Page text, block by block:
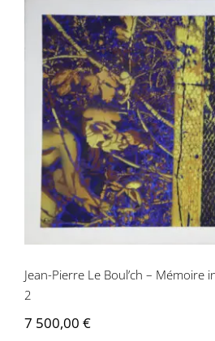
Jean-Pierre Le
internée –
Jean-Pierre Le Boul’ch – Mémoire
2
7 500,00 €